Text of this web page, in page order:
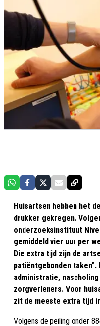
Huisartsen hebben het
drukker gekregen.
onderzoeksinstituut
gemiddeld vier uur per
Die extra tijd zijn de
patiëntgebonden taken".
administratie,
zorgverleners. Voor
zit de meeste extra tijd
Volgens de peiling onder